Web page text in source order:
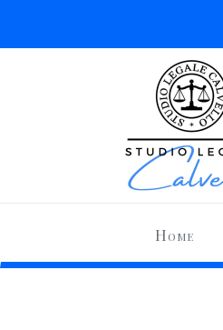
Home